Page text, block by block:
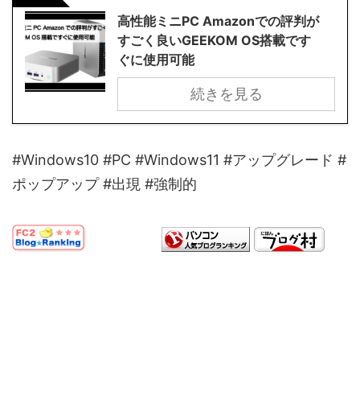
高性能ミニPC Amazonでの評判が
すごく良いGEEKOM OS搭載です
ぐに使用可能
続きを見る
#Windows10 #PC #Windows11 #アップグレード #
ポップアップ #出現 #強制的